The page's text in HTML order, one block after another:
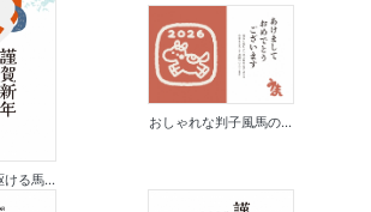
ける馬...
おしゃれな判子風馬の...